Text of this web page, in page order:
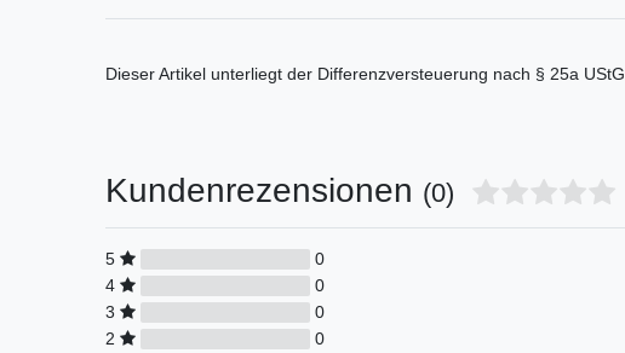
Dieser Artikel unterliegt der Differenzversteuerung nach § 25a UStG.
Kundenrezensionen (0)
5
0
4
0
3
0
2
0